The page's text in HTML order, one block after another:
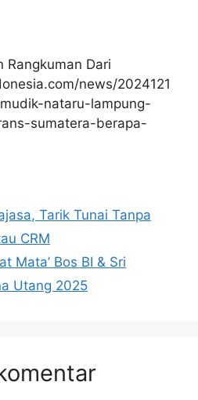
Rangkuman Dari
news/2024121
nataru-lampung-
sumatera-berapa-
Tarik Tunai Tanpa
CRM
Mata’ Bos BI & Sri
Utang 2025